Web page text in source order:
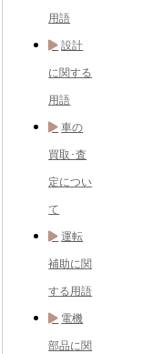
用語
設計
に関する
用語
車の
買取･査
定につい
て
運転
補助に関
する用語
電機
部品に関